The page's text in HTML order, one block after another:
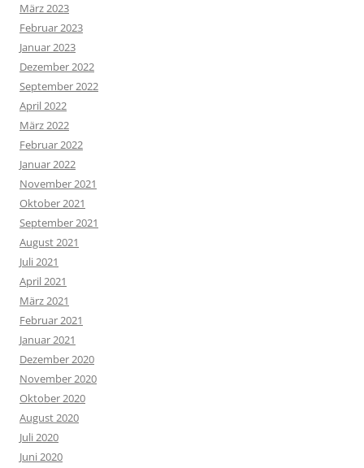
März 2023
Februar 2023
Januar 2023
Dezember 2022
September 2022
April 2022
März 2022
Februar 2022
Januar 2022
November 2021
Oktober 2021
September 2021
August 2021
Juli 2021
April 2021
März 2021
Februar 2021
Januar 2021
Dezember 2020
November 2020
Oktober 2020
August 2020
Juli 2020
Juni 2020